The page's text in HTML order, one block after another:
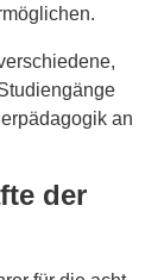
an
der